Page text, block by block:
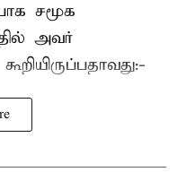
சமூக
அவர்